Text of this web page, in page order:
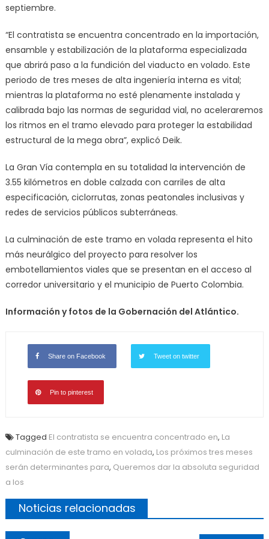
septiembre.
“El contratista se encuentra concentrado en la importación,
ensamble y estabilización de la plataforma especializada
que abrirá paso a la fundición del viaducto en volado. Este
periodo de tres meses de alta ingeniería interna es vital;
mientras la plataforma no esté plenamente instalada y
calibrada bajo las normas de seguridad vial, no aceleraremos
los ritmos en el tramo elevado para proteger la estabilidad
estructural de la mega obra”, explicó Deik.
La Gran Vía contempla en su totalidad la intervención de
3.55 kilómetros en doble calzada con carriles de alta
especificación, ciclorrutas, zonas peatonales inclusivas y
redes de servicios públicos subterráneas.
La culminación de este tramo en volada representa el hito
más neurálgico del proyecto para resolver los
embotellamientos viales que se presentan en el acceso al
corredor universitario y el municipio de Puerto Colombia.
Información y fotos de la Gobernación del Atlántico.
Share on Facebook Tweet on twitter
Pin to pinterest
Tagged El contratista se encuentra concentrado en, La
culminación de este tramo en volada, Los próximos tres meses
serán determinantes para, Queremos dar la absoluta seguridad
a los
Noticias relacionadas